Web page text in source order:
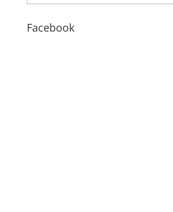
–
BLOG
Facebook